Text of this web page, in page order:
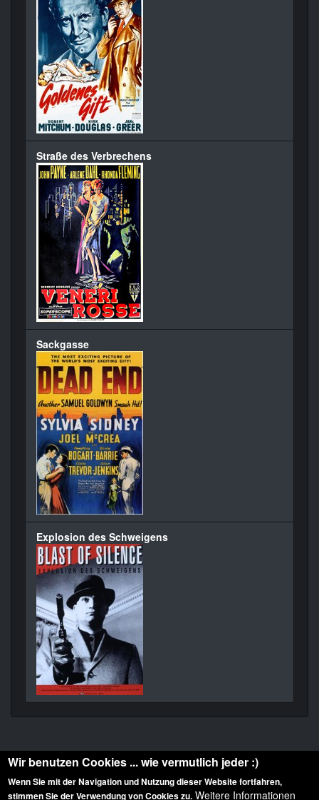
Straße des Verbrechens
Sackgasse
Explosion des Schweigens
Diese Website ist urheberrechtlich geschützt: © 2010-2026 der Film Noir de. Alle
Wir benutzen Cookies ... wie vermutlich jeder :)
Wenn Sie mit der Navigation und Nutzung dieser Website fortfahren,
stimmen Sie der Verwendung von Cookies zu. Weitere Informationen